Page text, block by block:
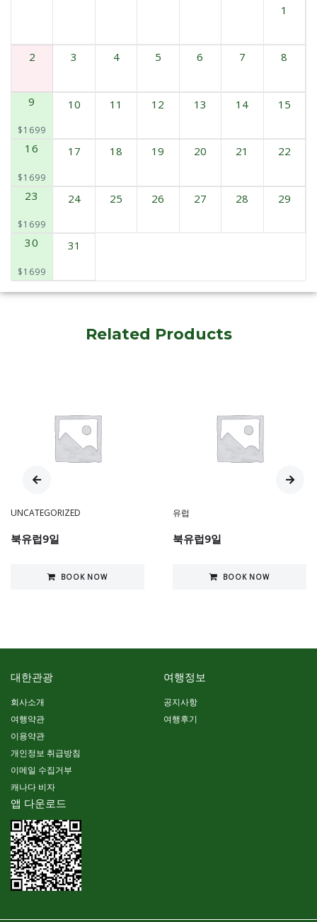
1
2 3 4 5 6 7 8
9
$1699
10 11 12 13 14 15
16
$1699
17 18 19 20 21 22
23
$1699
24 25 26 27 28 29
30
$1699
31
Related Products
UNCATEGORIZED
북유럽9일
BOOK NOW
유럽
북유럽9일
BOOK NOW
대한관광
회사소개
여행약관
이용약관
개인정보 취급방침
이메일 수집거부
캐나다 비자
여행정보
공지사항
여행후기
앱 다운로드